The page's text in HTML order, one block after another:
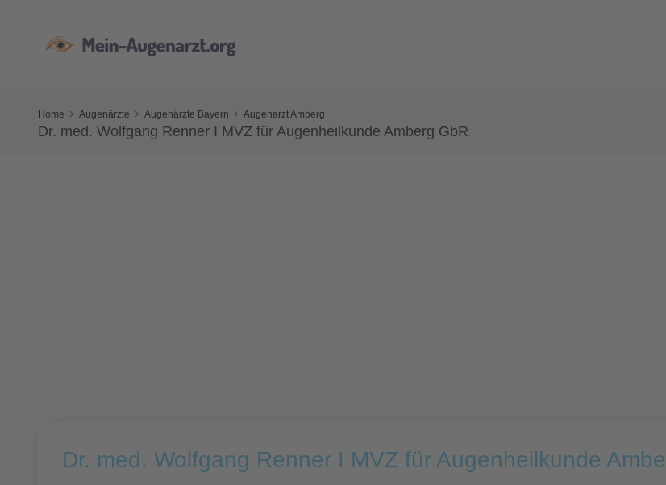
Home Augenärzte Augenärzte Bayern Augenarzt Amberg
Dr. med. Wolfgang Renner I MVZ für Augenheilkunde Amberg GbR
Dr. med. Wolfgang Renner I MVZ für Augenheilkunde